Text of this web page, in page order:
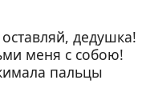
дедушка!
меня с собою!
пальцы